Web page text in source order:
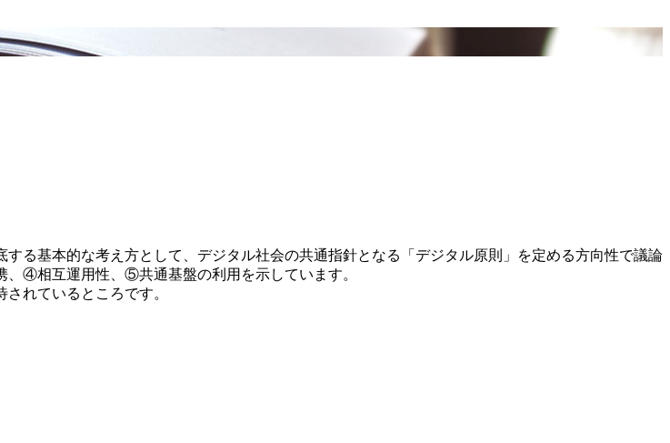
る基本的な考え方として、デジタル社会の共通指針となる「デジタル原則」を定める方向性で議論
④相互運用性、⑤共通基盤の利用を示しています。
れているところです。